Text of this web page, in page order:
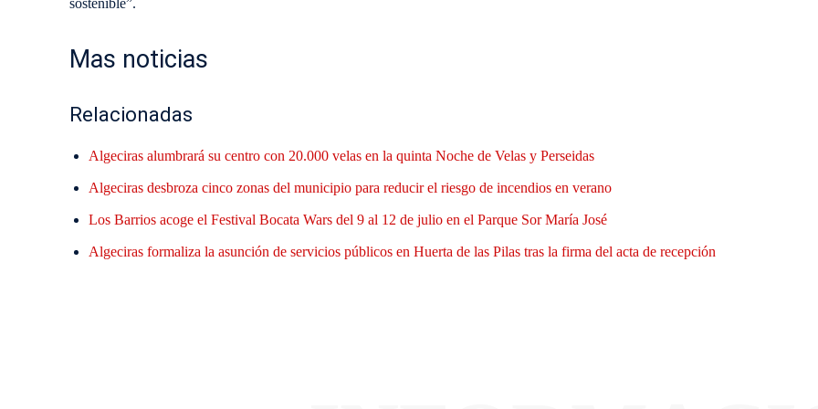
sostenible”.
Mas noticias
Relacionadas
Algeciras alumbrará su centro con 20.000 velas en la quinta Noche de Velas y Perseidas
Algeciras desbroza cinco zonas del municipio para reducir el riesgo de incendios en verano
Los Barrios acoge el Festival Bocata Wars del 9 al 12 de julio en el Parque Sor María José
Algeciras formaliza la asunción de servicios públicos en Huerta de las Pilas tras la firma del acta de recepción